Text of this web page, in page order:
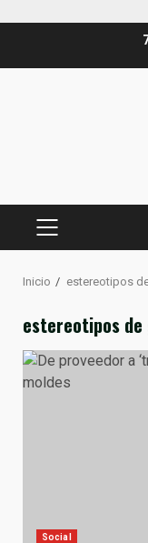
MENÚ
Inicio estereotipos
estereotipos de
Social